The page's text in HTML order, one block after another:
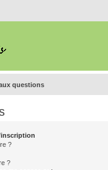
questions
?
?